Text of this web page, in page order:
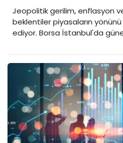
Jeopolitik gerilim, enflasyon
beklentiler piyasaların
ediyor. Borsa İstanbul'da güne